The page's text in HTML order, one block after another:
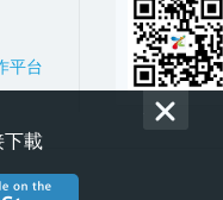
平台
下載